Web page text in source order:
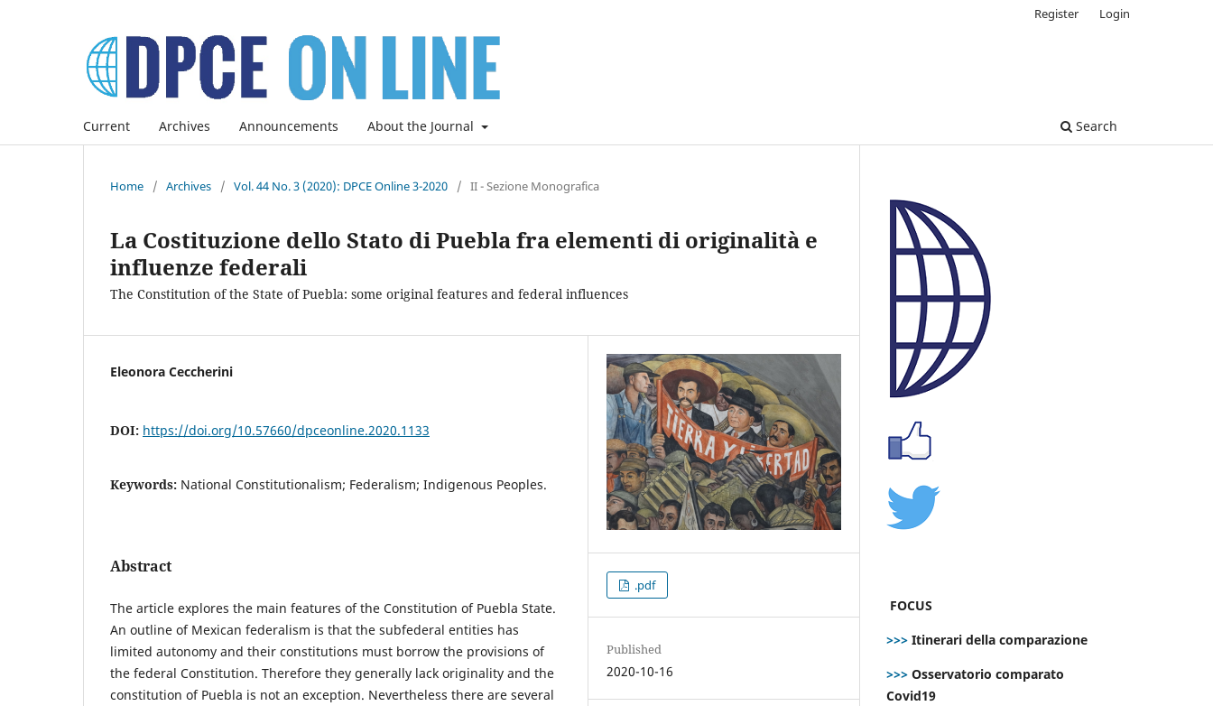
Current Archives Announcements About the Journal Search
Register Login
Home / Archives / Vol. 44 No. 3 (2020): DPCE Online 3-2020 / II - Sezione Monografica
La Costituzione dello Stato di Puebla fra elementi di originalità e
influenze federali
The Constitution of the State of Puebla: some original features and federal influences
Eleonora Ceccherini
DOI: https://doi.org/10.57660/dpceonline.2020.1133
Keywords: National Constitutionalism; Federalism; Indigenous Peoples.
Abstract
The article explores the main features of the Constitution of Puebla State.
An outline of Mexican federalism is that the subfederal entities has
limited autonomy and their constitutions must borrow the provisions of
the federal Constitution. Therefore they generally lack originality and the
constitution of Puebla is not an exception. Nevertheless there are several
.pdf
Published
2020-10-16
FOCUS
>>> Itinerari della comparazione
>>> Osservatorio comparato
Covid19